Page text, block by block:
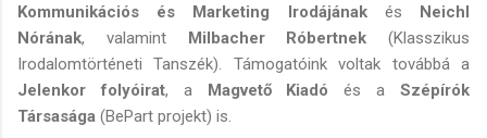
Kommunikációs és Marketing Irodájánakés Neichl
Nórának, valamint Milbacher Róbertnek (Klasszikus
Irodalomtörténeti Tanszék). Támogatóink voltak továbbá a
Jelenkor folyóirat, a Magvető Kiadó és aSzépírók
Társasága (BePart projekt) is.